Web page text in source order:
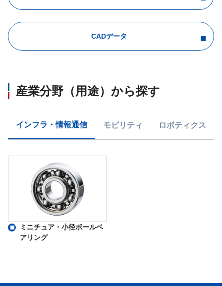
CADデータ
産業分野（用途）から探す
インフラ・情報通信 モビリティ ロボティクス
ミニチュア・小径ボールベ
アリング